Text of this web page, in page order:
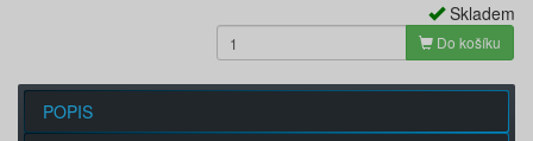
Skladem
Do košíku
POPIS